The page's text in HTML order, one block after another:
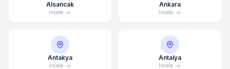
Alsancak
İncele
Ankara
İncele
Antakya
İncele
Antalya
İncele